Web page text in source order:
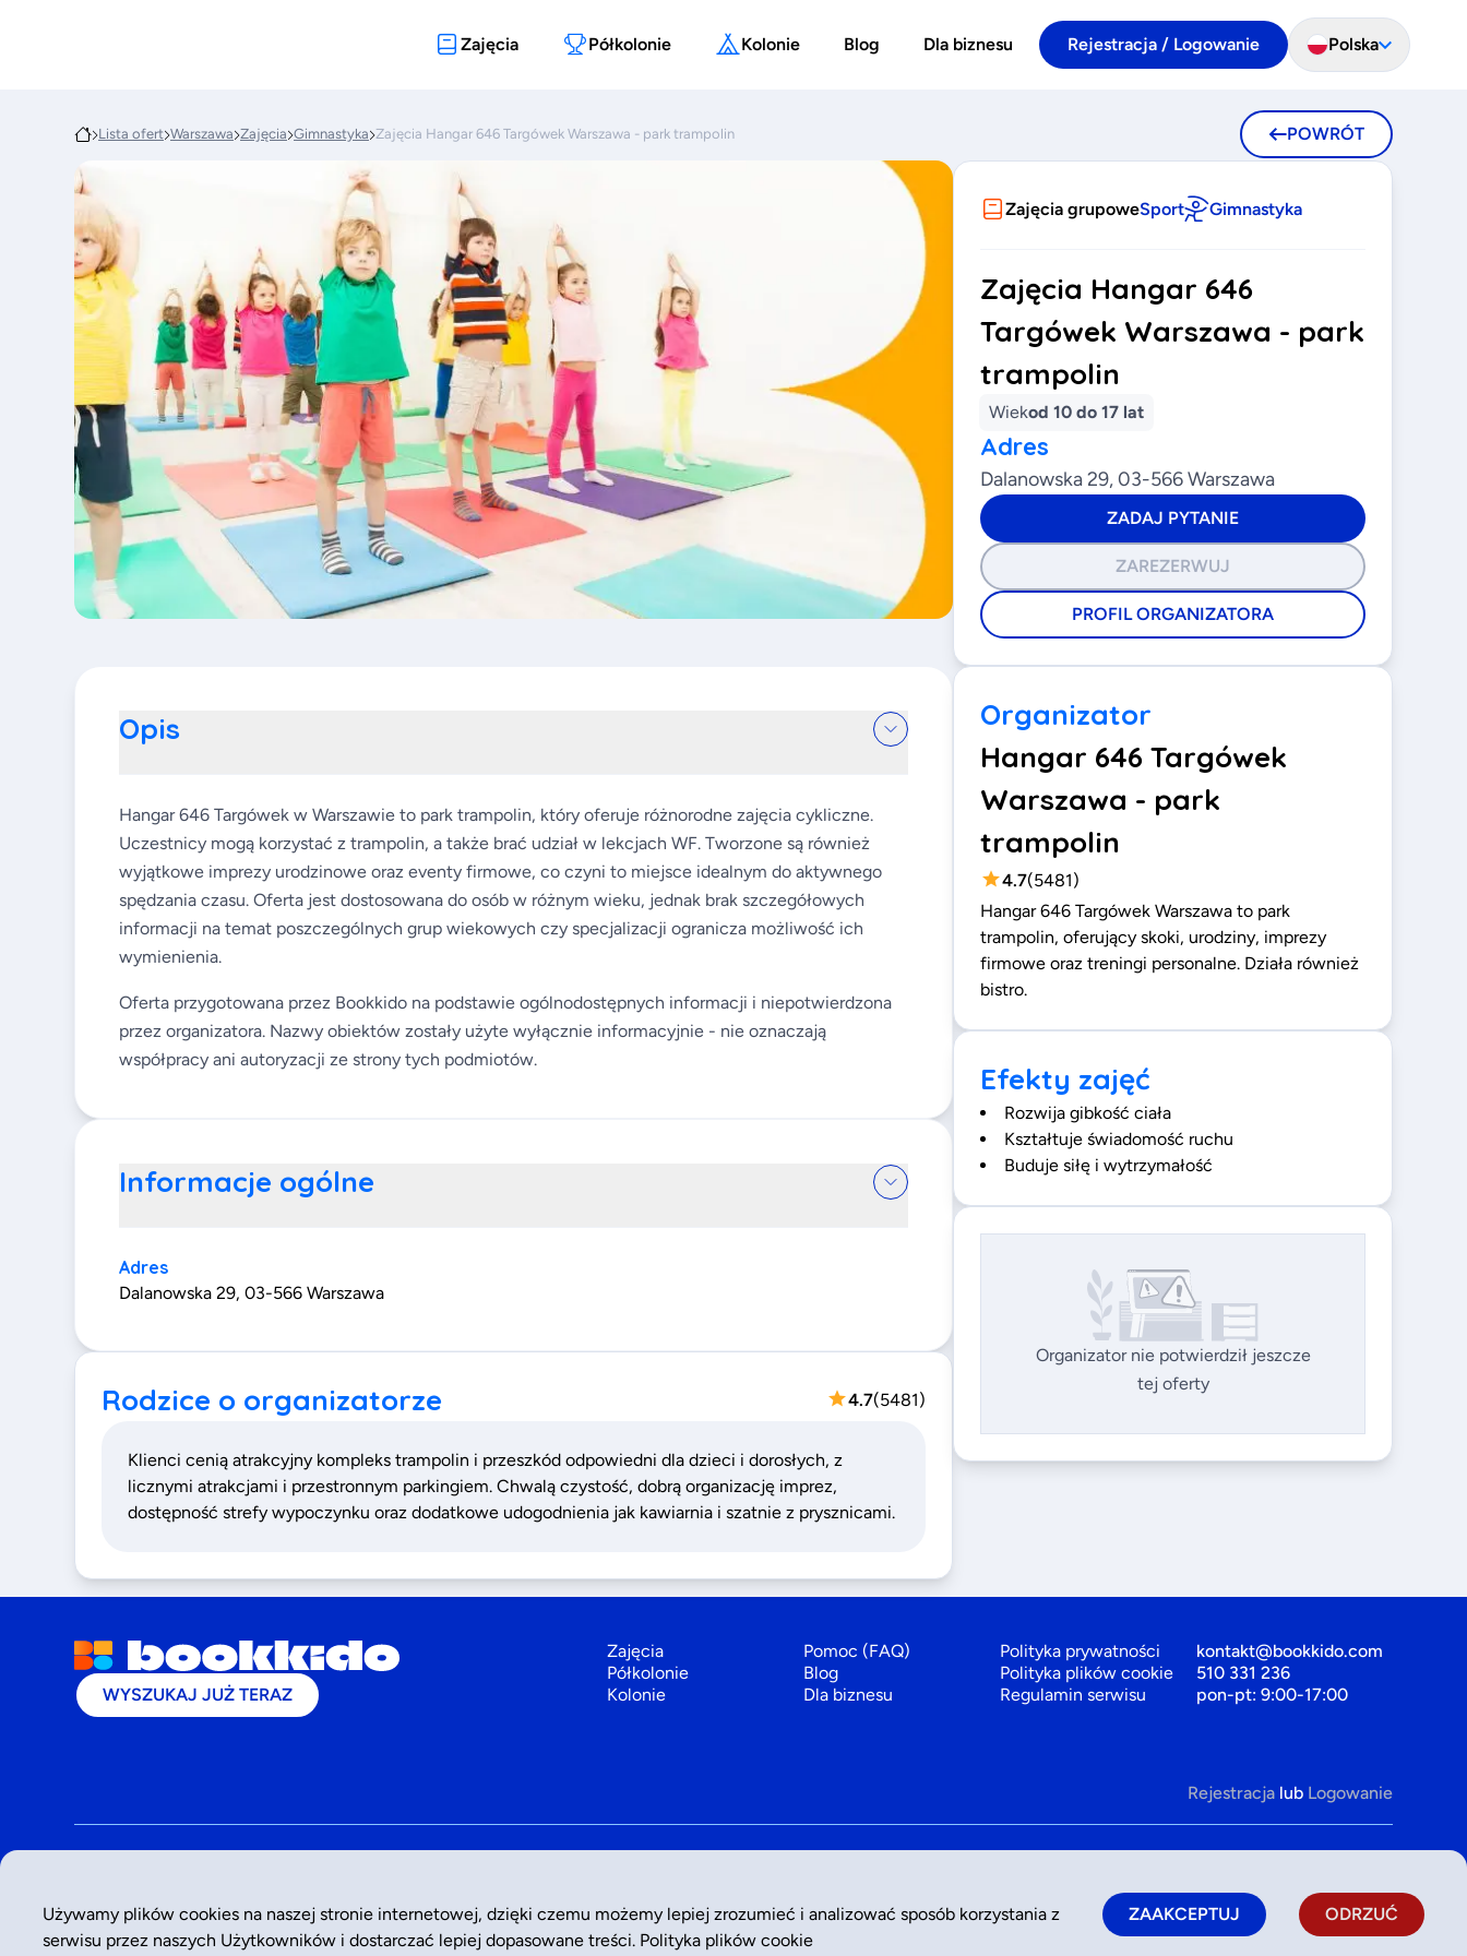
Zajęcia Półkolonie Kolonie Blog Dla biznesu Rejestracja / Logowanie Polska
Lista ofert Warszawa Zajęcia Gimnastyka Zajęcia Hangar 646 Targówek Warszawa - park trampolin POWRÓT
Zajęcia grupoweSport Gimnastyka
Zajęcia Hangar 646
Targówek Warszawa - park
trampolin
Wiekod 10 do 17 lat
Adres
Dalanowska 29, 03-566 Warszawa
ZADAJ PYTANIE
ZAREZERWUJ
PROFIL ORGANIZATORA
Opis
Hangar 646 Targówek w Warszawie to park trampolin, który oferuje różnorodne zajęcia cykliczne.
Uczestnicy mogą korzystać z trampolin, a także brać udział w lekcjach WF. Tworzone są również
wyjątkowe imprezy urodzinowe oraz eventy firmowe, co czyni to miejsce idealnym do aktywnego
spędzania czasu. Oferta jest dostosowana do osób w różnym wieku, jednak brak szczegółowych
informacji na temat poszczególnych grup wiekowych czy specjalizacji ogranicza możliwość ich
wymienienia.
Oferta przygotowana przez Bookkido na podstawie ogólnodostępnych informacji i niepotwierdzona
przez organizatora. Nazwy obiektów zostały użyte wyłącznie informacyjnie - nie oznaczają
współpracy ani autoryzacji ze strony tych podmiotów.
Informacje ogólne
Adres
Dalanowska 29, 03-566 Warszawa
Rodzice o organizatorze 4.7(5481)
Klienci cenią atrakcyjny kompleks trampolin i przeszkód odpowiedni dla dzieci i dorosłych, z
licznymi atrakcjami i przestronnym parkingiem. Chwalą czystość, dobrą organizację imprez,
dostępność strefy wypoczynku oraz dodatkowe udogodnienia jak kawiarnia i szatnie z prysznicami.
Organizator
Hangar 646 Targówek
Warszawa - park
trampolin
4.7(5481)
Hangar 646 Targówek Warszawa to park
trampolin, oferujący skoki, urodziny, imprezy
firmowe oraz treningi personalne. Działa również
bistro.
Efekty zajęć
Rozwija gibkość ciała
Kształtuje świadomość ruchu
Buduje siłę i wytrzymałość
Organizator nie potwierdził jeszcze
tej oferty
WYSZUKAJ JUŻ TERAZ
Zajęcia
Półkolonie
Kolonie
Pomoc (FAQ)
Blog
Dla biznesu
Polityka prywatności
Polityka plików cookie
Regulamin serwisu
kontakt@bookkido.com
510 331 236
pon-pt: 9:00-17:00
Rejestracja lub Logowanie
Używamy plików cookies na naszej stronie internetowej, dzięki czemu możemy lepiej zrozumieć i analizować sposób korzystania z
serwisu przez naszych Użytkowników i dostarczać lepiej dopasowane treści. Polityka plików cookie
ZAAKCEPTUJ ODRZUĆ